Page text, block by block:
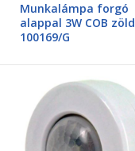
Munkalámpa forgó
alappal 3W COB zöld
100169/G